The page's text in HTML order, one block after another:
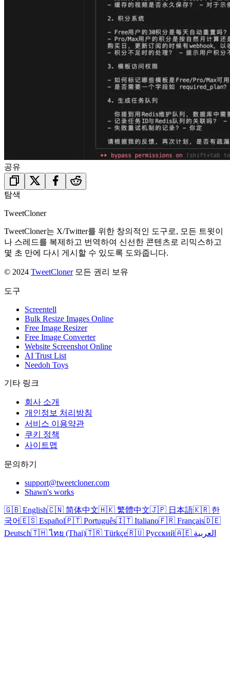
공유
탐색
TweetCloner
TweetCloner는 X/Twitter를 위한 창의적인 도구로, 모든 트윗이
나 스레드를 복제하고 번역하여 신선한 콘텐츠로 리믹스하고
몇 초 만에 다시 게시할 수 있도록 도와줍니다.
© 2024 TweetCloner 모든 권리 보유
도구
Screentell
Bulk Resize Images Online
Free Image Resizer
Free Image Converter
Website Screenshot Online
AI Trust List
Needoh Toys
기타 링크
회사 소개
개인정보 처리방침
서비스 이용약관
쿠키 정책
사이트맵
문의하기
support@tweetcloner.com
Shawn's works
🇬🇧 English🇨🇳 简体中文🇭🇰 繁體中文🇯🇵 日本語🇰🇷 한
국어🇪🇸 Español🇵🇹 Português🇮🇹 Italiano🇫🇷 Français🇩🇪
Deutsch🇹🇭 ไทย (Thai)🇹🇷 Türkçe🇷🇺 Русский 🇦🇪 العربية